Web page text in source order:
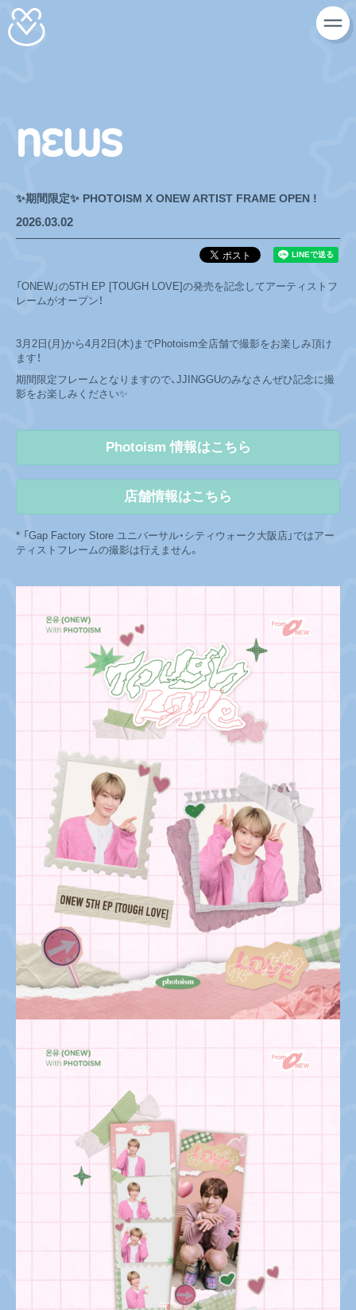
NEWS
✨期間限定✨ PHOTOISM X ONEW ARTIST FRAME OPEN !
2026.03.02
「ONEW」の5TH EP [TOUGH LOVE]の発売を記念してアーティストフ
レームがオープン！
3月2日(月)から4月2日(木)までPhotoism全店舗で撮影をお楽しみ頂け
ます！
期間限定フレームとなりますので、JJINGGUのみなさんぜひ記念に撮
影をお楽しみください✨
Photoism 情報はこちら
店舗情報はこちら
* 「Gap Factory Store ユニバーサル・シティウォーク大阪店」ではアー
ティストフレームの撮影は行えません。